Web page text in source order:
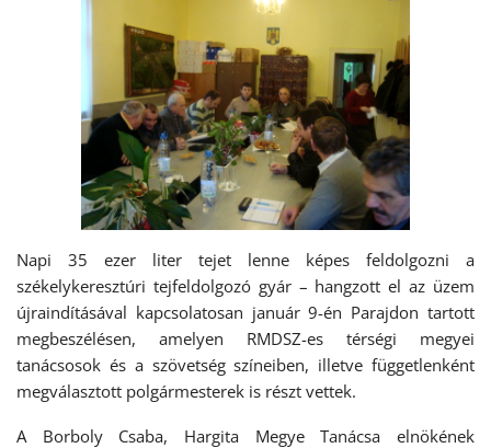
Napi 35 ezer liter tejet lenne képes feldolgozni a
székelykeresztúri tejfeldolgozó gyár – hangzott el az üzem
újraindításával kapcsolatosan január 9-én Parajdon tartott
megbeszélésen, amelyen RMDSZ-es térségi megyei
tanácsosok és a szövetség színeiben, illetve függetlenként
megválasztott polgármesterek is részt vettek.
A Borboly Csaba, Hargita Megye Tanácsa elnökének